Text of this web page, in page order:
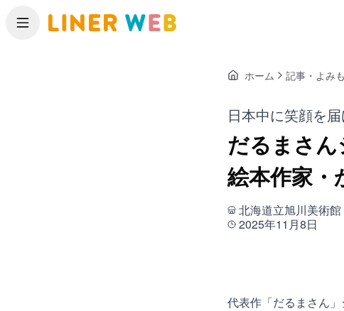
メニュー
ホーム 記事・よみ
日本中に笑顔を
だるまさ
絵本作家・
北海道立旭川美術館
2025年11月8日
代表作「だるまさん